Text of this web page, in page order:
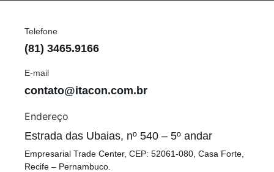
Telefone
(81) 3465.9166
E-mail
contato@itacon.com.br
Endereço
Estrada das Ubaias, nº 540 – 5º andar
Empresarial Trade Center, CEP: 52061-080, Casa Forte,
Recife – Pernambuco.